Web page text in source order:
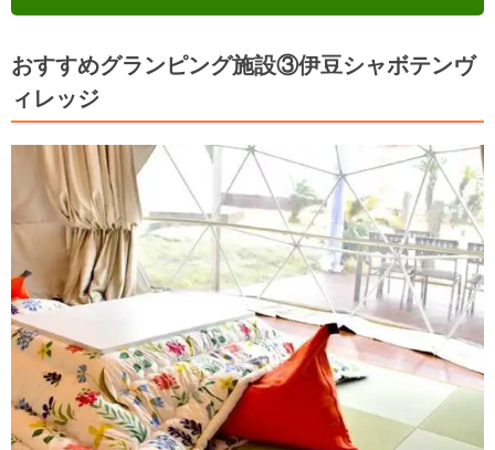
おすすめグランピング施設③伊豆シャボテンヴ
ィレッジ